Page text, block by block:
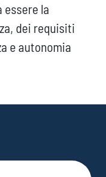
essere la
dei requisiti
e autonomia